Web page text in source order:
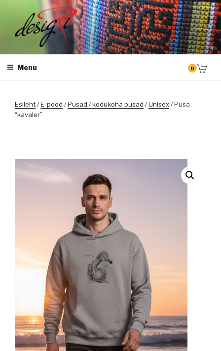
content
DESIGRI
Masintikkimine, tiimiriided, logo riietele tikkimine, kodukoha pusad,
Menu 0
Esileht/E-pood /Pusad / kodukoha pusad /Unisex/ Pusa
“kavaler”